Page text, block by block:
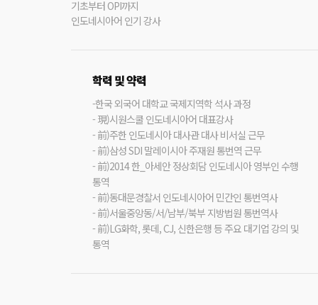
기초부터 OPI까지
인도네시아어 인기 강사
학력 및 약력
-한국 외국어 대학교 국제지역학 석사 과정
- 現)시원스쿨 인도네시아어 대표강사
- 前)주한 인도네시아 대사관 대사 비서실 근무
- 前)삼성 SDI 말레이시아 주재원 통번역 근무
- 前)2014 한_아세안 정상회담 인도네시아 영부인 수행
통역
- 前)동대문경찰서 인도네시아어 민간인 통번역사
- 前)서울중앙동/서/남부/북부 지방법원 통번역사
- 前)LG화학, 롯데, CJ, 신한은행 등 주요 대기업 강의 및
통역